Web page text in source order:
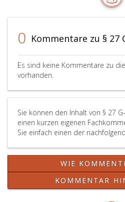
0 Kommentare zu § 27
Es sind keine Kommentare zu
vorhanden.
Sie können den Inhalt von § 27
einen kurzen eigenen
Sie einfach einen der
WIE
KOMMENTAR